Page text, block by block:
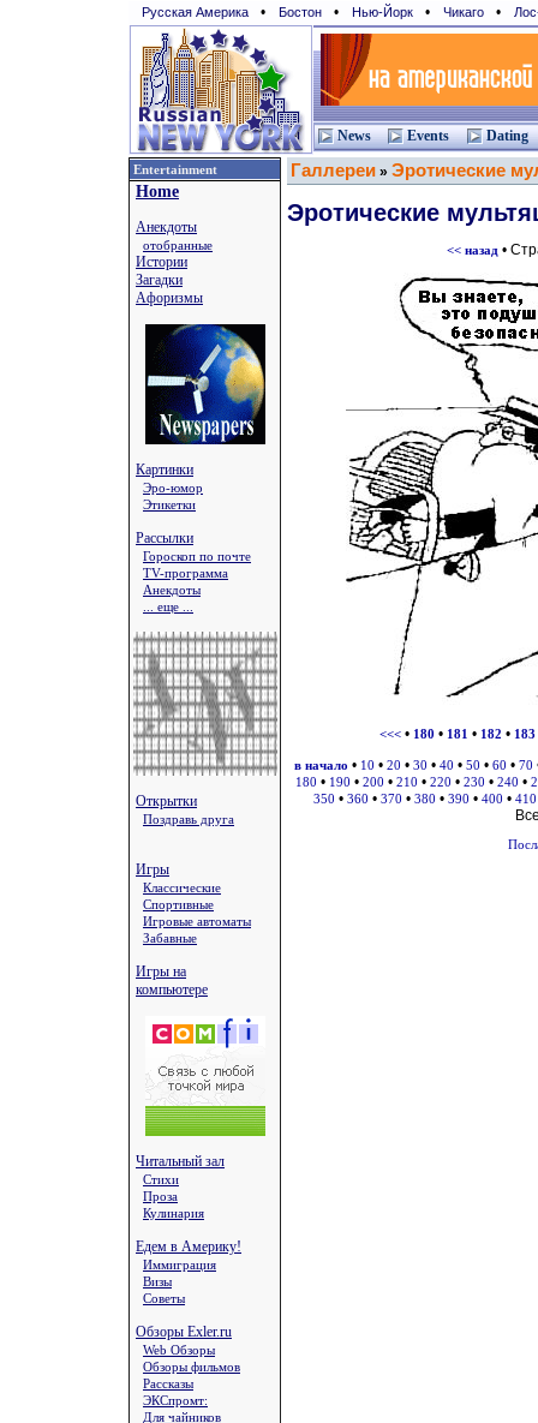
Русская Америка • Бостон • Нью-Йорк • Чикаго •
News Events Dating
Entertainment
Home
Анекдоты
отобранные
Истории
Загадки
Афоризмы
Картинки
Эро-юмор
Этикетки
Рассылки
Гороскоп по почте
TV-программа
Анекдоты
... еще ...
Открытки
Поздравь друга
Игры
Классические
Спортивные
Игровые автоматы
Забавные
Игры на
компьютере
Читальный зал
Стихи
Проза
Кулинария
Едем в Америку!
Иммиграция
Визы
Советы
Обзоры Exler.ru
Web Обзоры
Обзоры фильмов
Рассказы
ЭКСпромт:
Для чайников
Галлереи » Эротические
Эротические
<< назад•
<<< • 180 • 181 • 182 • 183
в начало • 10 • 20 • 30 • 40 • 50 • 60 • 70
180 • 190 • 200 • 210 • 220 • 230 • 240 •
350 • 360 • 370 • 380 • 390 • 400 • 410